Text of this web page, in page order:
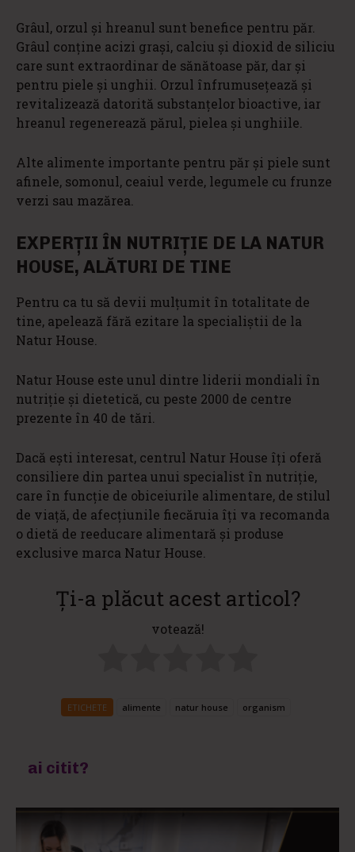
Grâul, orzul și hreanul sunt benefice pentru păr.
Grâul conţine acizi graşi, calciu şi dioxid de siliciu
care sunt extraordinar de sănătoase păr, dar și
pentru piele şi unghii. Orzul înfrumuseţează şi
revitalizează datorită substanţelor bioactive, iar
hreanul regenerează părul, pielea şi unghiile.
Alte alimente importante pentru păr și piele sunt
afinele, somonul, ceaiul verde, legumele cu frunze
verzi sau mazărea.
EXPERȚII ÎN NUTRIȚIE DE LA NATUR
HOUSE, ALĂTURI DE TINE
Pentru ca tu să devii mulțumit în totalitate de
tine, apelează fără ezitare la specialiștii de la
Natur House.
Natur House este unul dintre liderii mondiali în
nutriție și dietetică, cu peste 2000 de centre
prezente în 40 de tări.
Dacă ești interesat, centrul Natur House îți oferă
consiliere din partea unui specialist în nutriție,
care în funcție de obiceiurile alimentare, de stilul
de viață, de afecțiunile fiecăruia îți va recomanda
o dietă de reeducare alimentară și produse
exclusive marca Natur House.
Ți-a plăcut acest articol?
votează!
ETICHETE alimente natur house organism
ai citit?